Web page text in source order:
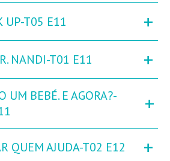
UP-T05 E11 +
NANDI-T01 E11 +
UM BEBÉ. E AGORA?-
+
QUEM AJUDA-T02 E12 +